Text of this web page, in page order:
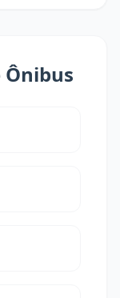
Ônibus